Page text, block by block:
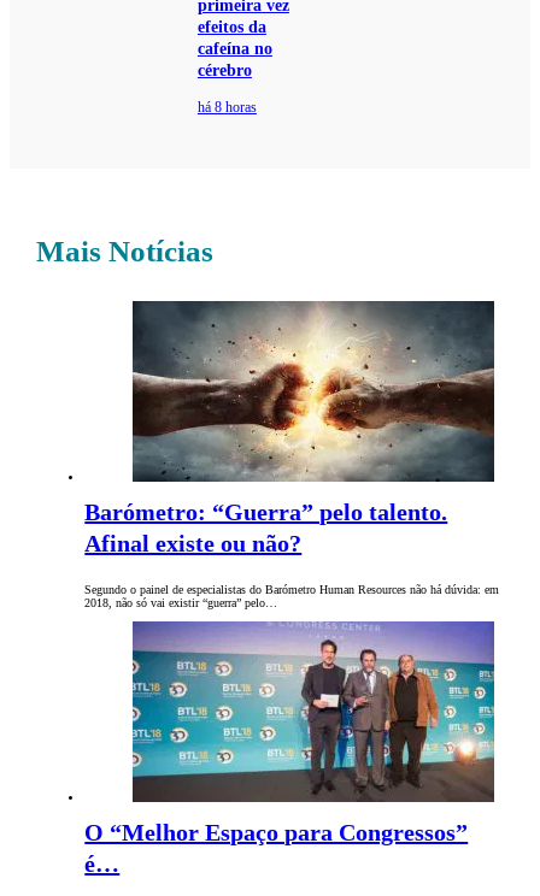
primeira vez
efeitos da
cafeína no
cérebro
há 8 horas
Mais Notícias
Barómetro: “Guerra” pelo talento.
Afinal existe ou não?
Segundo o painel de especialistas do Barómetro Human Resources não há dúvida: em
2018, não só vai existir “guerra” pelo…
O “Melhor Espaço para Congressos”
é…